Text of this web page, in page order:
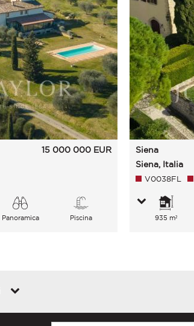
15 000 000 EUR
Panoramica Piscina
Siena
Siena, Italia
V0038FL
935 m²